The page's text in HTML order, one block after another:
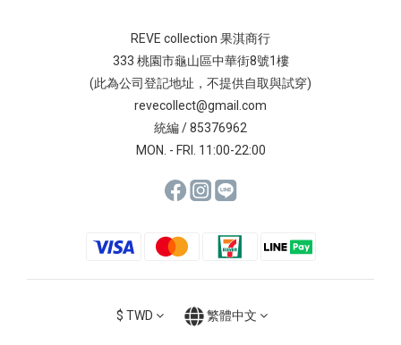
REVE collection 果淇商行
333 桃園市龜山區中華街8號1樓
(此為公司登記地址，不提供自取與試穿)
revecollect@gmail.com
統編 / 85376962
MON. - FRI. 11:00-22:00
$ TWD 繁體中文